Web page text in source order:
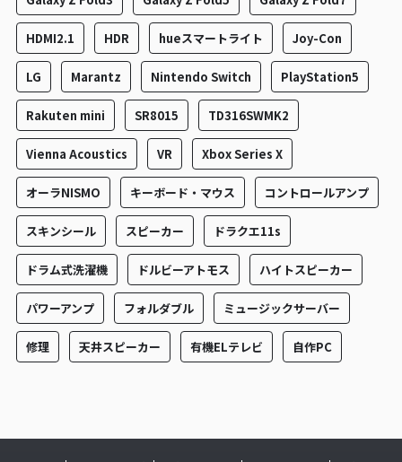
HDMI2.1 HDR hueスマートライト Joy-Con
LG Marantz Nintendo Switch PlayStation5
Rakuten mini SR8015 TD316SWMK2
Vienna Acoustics VR Xbox Series X
オーラNISMO キーボード・マウス コントロールアンプ
スキンシール スピーカー ドラクエ11s
ドラム式洗濯機 ドルビーアトモス ハイトスピーカー
パワーアンプ フォルダブル ミュージックサーバー
修理 天井スピーカー 有機ELテレビ 自作PC